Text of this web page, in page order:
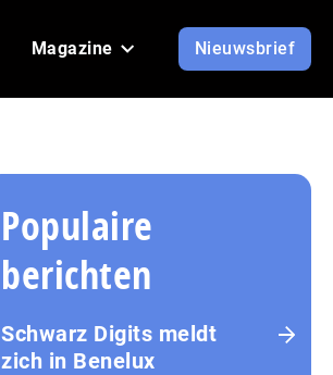
Magazine Nieuwsbrief
Populaire
berichten
Schwarz Digits meldt
zich in Benelux